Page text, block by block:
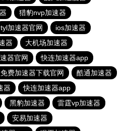
猎豹nvp加速器
tyl加速器官网
ios加速器
器
大机场加速器
器官网
快连加速器app
费加速器下载官网
酷通加速器
器
快连加速器app
黑豹加速器
雷霆vp加速器
安易加速器